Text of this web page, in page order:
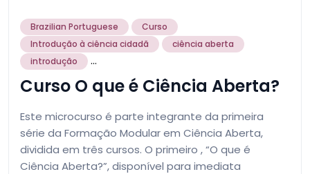
Brazilian Portuguese
Curso
Introdução à ciência cidadã
ciência aberta
introdução
...
Curso O que é Ciência Aberta?
Este microcurso é parte integrante da primeira
série da Formação Modular em Ciência Aberta,
dividida em três cursos. O primeiro , “O que é
Ciência Aberta?”, disponível para imediata